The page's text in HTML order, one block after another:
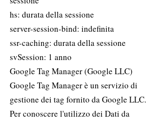
hs: durata della sessione
server-session-bind: indefinita
ssr-caching: durata della sessione
svSession: 1 anno
Google Tag Manager (Google LLC)
Google Tag Manager è un servizio di
gestione dei tag fornito da Google LLC.
Per conoscere l'utilizzo dei Dati da